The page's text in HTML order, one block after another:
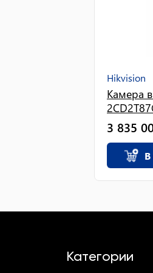
Hikvision
Камера
3 835
В
Категории